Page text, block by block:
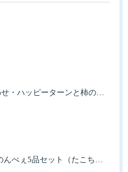
ツイてるしあわせ・ハッピーターンと柿の種とそふとわかめふりかけとタコふりかけ・ハッピーコラボレーション